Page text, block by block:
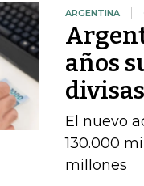
ARGENTINA
años
divisas
El nuevo
130.000
millones